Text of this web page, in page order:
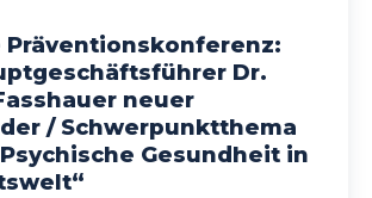
Präventionskonferenz:
Dr.
neuer
/ Schwerpunktthema
Gesundheit in